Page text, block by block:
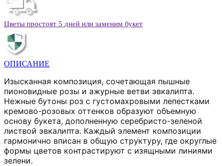
Цветы простоят 5 дней или заменим букет
ОПИСАНИЕ
Изысканная композиция, сочетающая пышные
пионовидные розы и ажурные ветви эвкалипта.
Нежные бутоны роз с густомахровыми лепестками
кремово-розовых оттенков образуют объемную
основу букета, дополненную серебристо-зеленой
листвой эвкалипта. Каждый элемент композиции
гармонично вписан в общую структуру, где округлые
формы цветов контрастируют с изящными линиями
зелени.